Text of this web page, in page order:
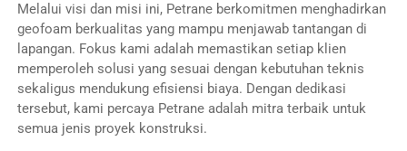
Melalui visi dan misi ini, Petrane berkomitmen menghadirkan
geofoam berkualitas yang mampu menjawab tantangan di
lapangan. Fokus kami adalah memastikan setiap klien
memperoleh solusi yang sesuai dengan kebutuhan teknis
sekaligus mendukung efisiensi biaya. Dengan dedikasi
tersebut, kami percaya Petrane adalah mitra terbaik untuk
semua jenis proyek konstruksi.